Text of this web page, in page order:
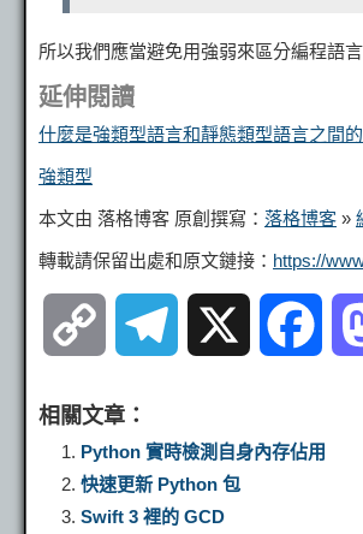
所以我們應當避免用強弱來區分編程語
延伸閱讀
什麼是強類型語言和靜態類型語言之間
強類型
本文由 落格博客 原創撰寫： 落格博客 »
轉載請保留出處和原文鏈接： https://
p
y
l
e
c
相關文章：
Python 實時檢測自身內存佔用
快速更新 Python 包
Swift 3 裡的 GCD